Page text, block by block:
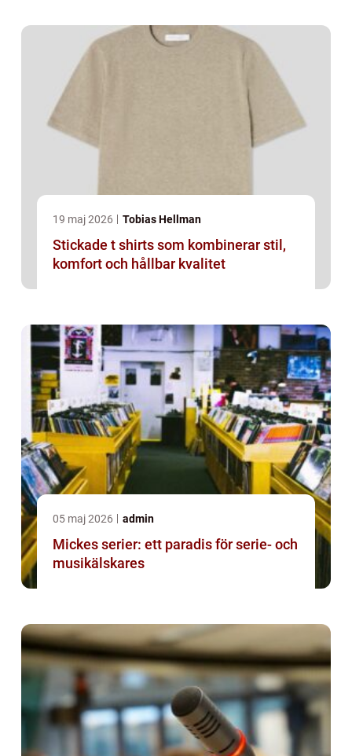
19 maj 2026 Tobias Hellman
Stickade t shirts som kombinerar stil,
komfort och hållbar kvalitet
05 maj 2026 admin
Mickes serier: ett paradis för serie- och
musikälskares